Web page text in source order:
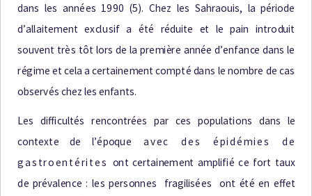
dansles années 1990 (5). Chez les Sahraouis, lapériode
d’allaitementexclusif aété réduite et lepain introduit
souvent très tôt lorsdelapremière annéed’enfancedansle
régime et cela a certainementcompté dans lenombre decas
observés chez les enfants.
Lesdifficultésrencontréesparcespopulations dans le
contextede l’époque avec des épidémies de
gastroentérites ontcertainementamplifiéce fort taux
deprévalence : lespersonnes fragilisées ont étéeneffet